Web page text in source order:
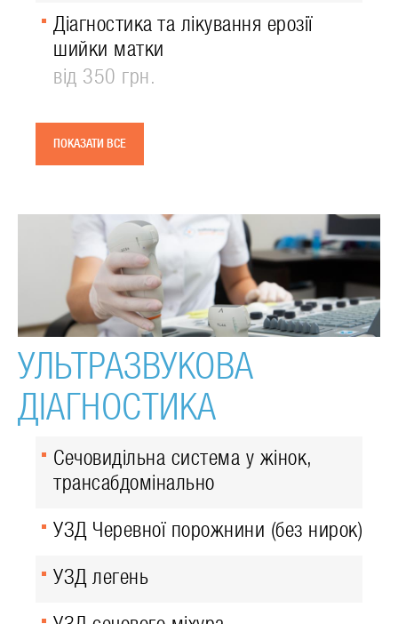
Діагностика та лікування ерозії
шийки матки
від 350 грн.
ПОКАЗАТИ ВСЕ
УЛЬТРАЗВУКОВА
ДІАГНОСТИКА
Сечовидільна система у жінок,
трансабдомінально
УЗД Черевної порожнини (без нирок)
УЗД легень